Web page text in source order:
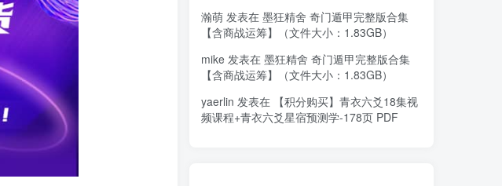
瀚萌 发表在 墨狂精舍 奇门遁甲完整版合集
【含商战运筹】（文件大小：1.83GB）
mike 发表在 墨狂精舍 奇门遁甲完整版合集
【含商战运筹】（文件大小：1.83GB）
yaerlin 发表在 【积分购买】青衣六爻18集视
频课程+青衣六爻星宿预测学-178页 PDF